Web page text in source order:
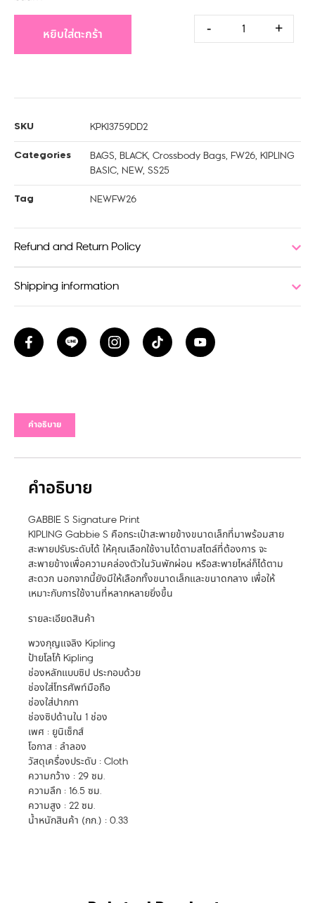
- +
หยิบใส่ตะกร้า
SKU KPKI3759DD2
Categories BAGS, BLACK, Crossbody Bags, FW26, KIPLING
BASIC, NEW, SS25
Tag NEWFW26
Refund and Return Policy
Shipping information
คำอธิบาย
คำอธิบาย
GABBIE S Signature Print
KIPLING Gabbie S คือกระเป๋าสะพายข้างขนาดเล็กที่มาพร้อมสาย
สะพายปรับระดับได้ ให้คุณเลือกใช้งานได้ตามสไตล์ที่ต้องการ จะ
สะพายข้างเพื่อความคล่องตัวในวันพักผ่อน หรือสะพายไหล่ก็ได้ตาม
สะดวก นอกจากนี้ยังมีให้เลือกทั้งขนาดเล็กและขนาดกลาง เพื่อให้
เหมาะกับการใช้งานที่หลากหลายยิ่งขึ้น
รายละเอียดสินค้า
พวงกุญแจลิง Kipling
ป้ายโลโก้ Kipling
ช่องหลักแบบซิป ประกอบด้วย
ช่องใส่โทรศัพท์มือถือ
ช่องใส่ปากกา
ช่องซิปด้านใน 1 ช่อง
เพศ : ยูนิเซ็กส์
โอกาส : ลำลอง
วัสดุเครื่องประดับ : Cloth
ความกว้าง : 29 ซม.
ความลึก : 16.5 ซม.
ความสูง : 22 ซม.
น้ำหนักสินค้า (กก.) : 0.33